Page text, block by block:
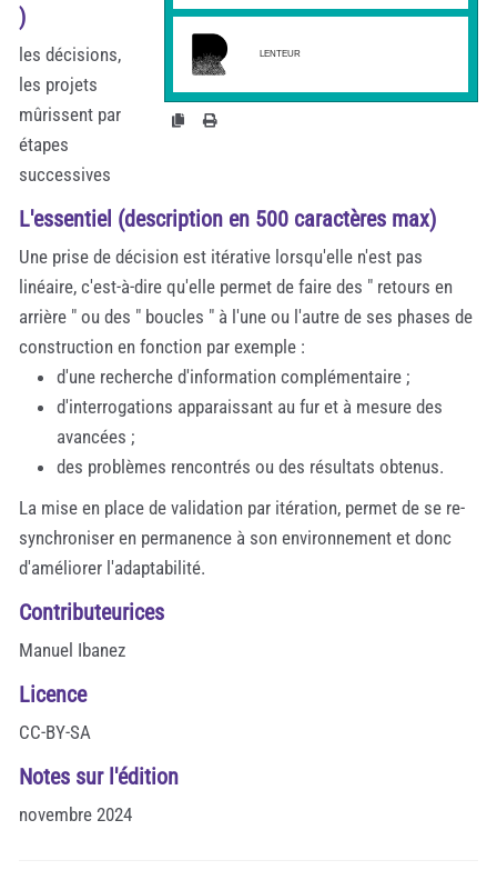
LENTEUR
)
les décisions,
les projets
mûrissent par
étapes
successives
L'essentiel (description en 500 caractères max)
Une prise de décision est itérative lorsqu'elle n'est pas
linéaire, c'est-à-dire qu'elle permet de faire des " retours en
arrière " ou des " boucles " à l'une ou l'autre de ses phases de
construction en fonction par exemple :
d'une recherche d'information complémentaire ;
d'interrogations apparaissant au fur et à mesure des
avancées ;
des problèmes rencontrés ou des résultats obtenus.
La mise en place de validation par itération, permet de se re-
synchroniser en permanence à son environnement et donc
d'améliorer l'adaptabilité.
Contributeurices
Manuel Ibanez
Licence
CC-BY-SA
Notes sur l'édition
novembre 2024